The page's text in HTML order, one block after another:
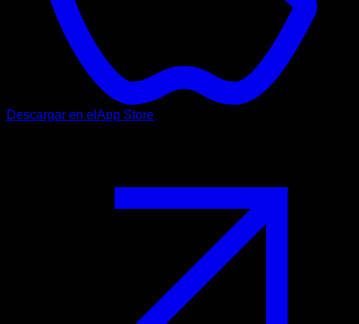
Descargar en el App Store